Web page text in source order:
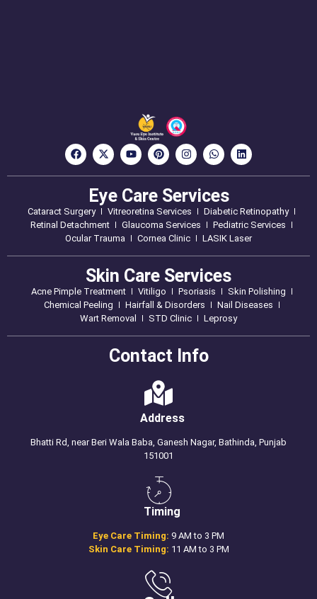
Eye Care Services
Cataract Surgery Vitreoretina Services
Diabetic Retinopathy
Retinal Detachment
Glaucoma Services
Pediatric Services
Ocular Trauma
Cornea Clinic LASIK Laser
Skin Care Services
Acne Pimple Treatment Vitiligo Psoriasis
Skin Polishing
Chemical Peeling
Hairfall & Disorders
Nail Diseases
Wart Removal
STD Clinic Leprosy
Contact Info
Address
Bhatti Rd, near Beri Wala Baba, Ganesh Nagar, Bathinda, Punjab
151001
Timing
Eye Care Timing: 9 AM to 3 PM
Skin Care Timing: 11 AM to 3 PM